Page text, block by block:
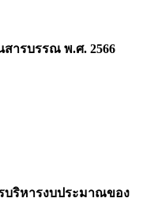
สารบรรณ พ.ศ. 2566
บริหารงบประมาณของ